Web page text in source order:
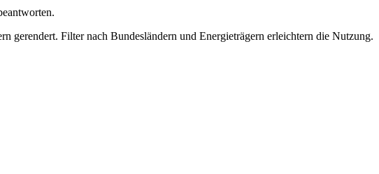
gerendert. Filter nach Bundesländern und Energieträgern erleichtern die Nutzung.